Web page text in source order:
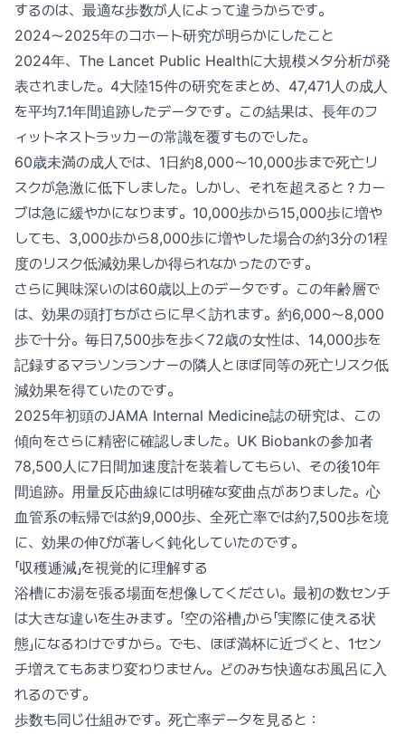
するのは、最適な歩数が人によって違うからです。
2024〜2025年のコホート研究が明らかにしたこと
2024年、The Lancet Public Healthに大規模メタ分析が発
表されました。4大陸15件の研究をまとめ、47,471人の成人
を平均7.1年間追跡したデータです。この結果は、長年のフ
ィットネストラッカーの常識を覆すものでした。
60歳未満の成人では、1日約8,000〜10,000歩まで死亡リ
スクが急激に低下しました。しかし、それを超えると？カー
ブは急に緩やかになります。10,000歩から15,000歩に増や
しても、3,000歩から8,000歩に増やした場合の約3分の1程
度のリスク低減効果しか得られなかったのです。
さらに興味深いのは60歳以上のデータです。この年齢層で
は、効果の頭打ちがさらに早く訪れます。約6,000〜8,000
歩で十分。毎日7,500歩を歩く72歳の女性は、14,000歩を
記録するマラソンランナーの隣人とほぼ同等の死亡リスク低
減効果を得ていたのです。
2025年初頭のJAMA Internal Medicine誌の研究は、この
傾向をさらに精密に確認しました。UK Biobankの参加者
78,500人に7日間加速度計を装着してもらい、その後10年
間追跡。用量反応曲線には明確な変曲点がありました。心
血管系の転帰では約9,000歩、全死亡率では約7,500歩を境
に、効果の伸びが著しく鈍化していたのです。
「収穫逓減」を視覚的に理解する
浴槽にお湯を張る場面を想像してください。最初の数センチ
は大きな違いを生みます。「空の浴槽」から「実際に使える状
態」になるわけですから。でも、ほぼ満杯に近づくと、1セン
チ増えてもあまり変わりません。どのみち快適なお風呂に入
れるのです。
歩数も同じ仕組みです。死亡率データを見ると：